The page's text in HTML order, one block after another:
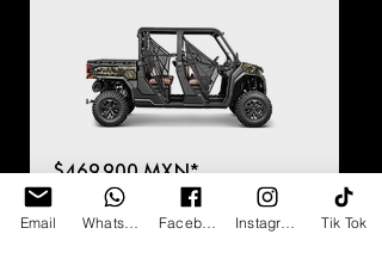
$469,900 MXN*
U10 XL PRO
Email Tik Tok